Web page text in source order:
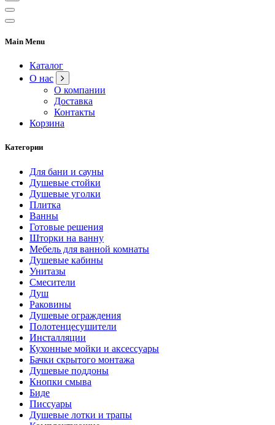
Main Menu
Каталог
О нас
О компании
Доставка
Контакты
Корзина
Категории
Для бани и сауны
Душевые стойки
Душевые уголки
Плитка
Ванны
Готовые решения
Шторки на ванну
Мебель для ванной комнаты
Душевые кабины
Унитазы
Смесители
Душ
Раковины
Душевые ограждения
Полотенцесушители
Инсталляции
Кухонные мойки и аксессуары
Бачки скрытого монтажа
Душевые поддоны
Кнопки смыва
Биде
Писсуары
Душевые лотки и трапы